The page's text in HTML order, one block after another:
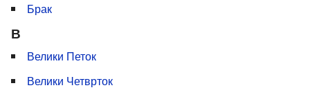
Брак
В
Велики Петок
Велики Четврток